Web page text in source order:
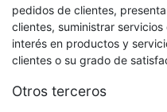
pedidos de clientes,
clientes, suministrar
interés en productos y
clientes o su grado de
Otros terceros